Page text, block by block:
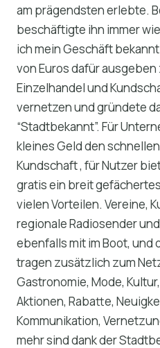
am prägendsten erlebte.
beschäftigte ihn immer
ich mein Geschäft
von Euros dafür ausgeben
Einzelhandel und
vernetzen und gründete
“Stadtbekannt”. Für
kleines Geld den
Kundschaft , für Nutzer
gratis ein breit
vielen Vorteilen. Vereine,
regionale Radiosender
ebenfalls mit im Boot, und
tragen zusätzlich zum
Gastronomie, Mode,
Aktionen, Rabatte,
Kommunikation,
mehr sind dank der